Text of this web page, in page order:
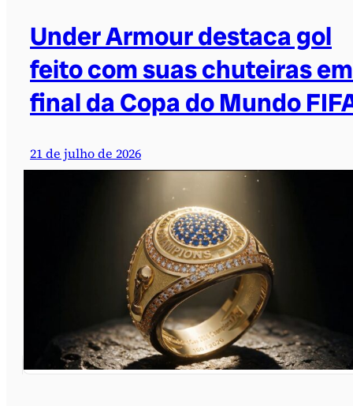
Under Armour destaca gol
feito com suas chuteiras em
final da Copa do Mundo
21 de julho de 2026